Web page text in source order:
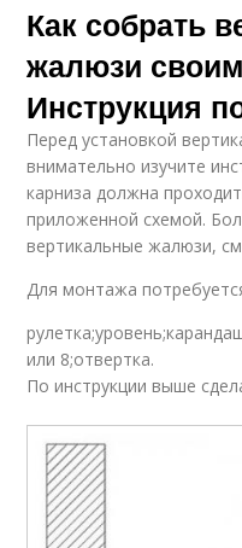
Как собрать
жалюзи
Инструкция
Перед установкой
внимательно изучите
карниза должна
приложенной схемой.
вертикальные жалюзи,
Для монтажа
или 8;отвертка.
По инструкции выше